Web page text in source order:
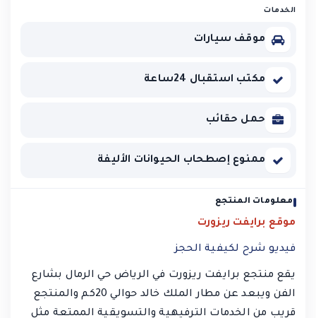
الخدمات
موقف سيارات
مكتب استقبال 24ساعة
حمل حقائب
ممنوع إصطحاب الحيوانات الأليفة
معلومات المنتجع
موقع برايفت ريزورت
فيديو شرح لكيفية الحجز
يقع منتجع برايفت ريزورت في الرياض حي الرمال بشارع
الفن ويبعد عن مطار الملك خالد حوالي 20كم والمنتجع
قريب من الخدمات الترفيهية والتسويقية الممتعة مثل